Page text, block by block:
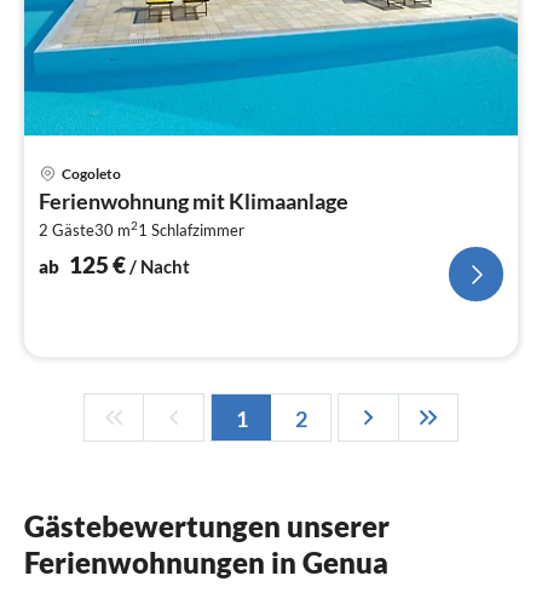
Cogoleto
Ferienwohnung mit Klimaanlage
2 Gäste30 m21 Schlafzimmer
ab 125€/ Nacht
1 2
Gästebewertungen unserer
Ferienwohnungen in Genua